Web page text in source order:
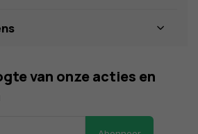
van onze acties en